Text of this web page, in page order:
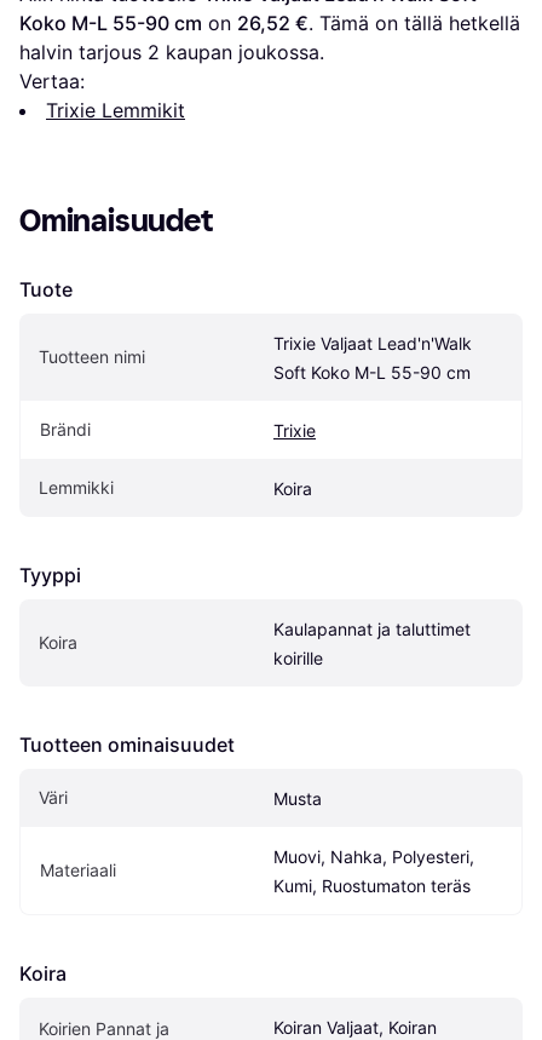
Koko M-L 55-90 cm on 26,52 €. Tämä on tällä hetkellä
halvin tarjous 2 kaupan joukossa.
Vertaa:
Trixie Lemmikit
Ominaisuudet
Tuote
Tuotteen nimi
Trixie Valjaat Lead'n'Walk
Soft Koko M-L 55-90 cm
Brändi Trixie
Lemmikki Koira
Tyyppi
Koira
Kaulapannat ja taluttimet
koirille
Tuotteen ominaisuudet
Väri Musta
Materiaali
Muovi, Nahka, Polyesteri,
Kumi, Ruostumaton teräs
Koira
Koirien Pannat ja
Koiran Valjaat, Koiran